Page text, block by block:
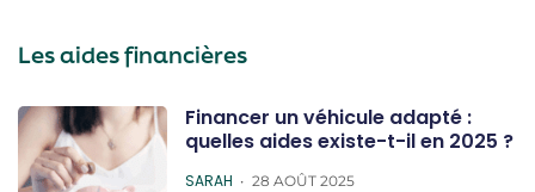
Les aides financières
Financer un véhicule adapté :
quelles aides existe-t-il en 2025 ?
POSTED
SARAH 28 AOÛT 2025